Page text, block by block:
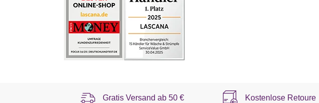
Gratis Versand ab50 € Kostenlose Retoure